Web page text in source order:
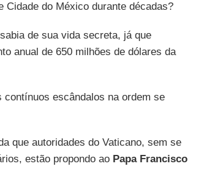
Cidade do México durante décadas?
de sua vida secreta, já que
anual de 650 milhões de dólares da
escândalos na ordem se
que autoridades do Vaticano, sem se
estão propondo ao Papa Francisco